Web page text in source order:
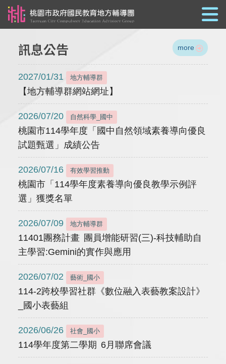
訊息公告 more
2027/01/31 地方輔導群
【地方輔導群網站網址】
2026/07/20 自然科學_國中
桃園市114學年度「國中自然領域素養導向優良
試題甄選」成績公告
2026/07/16 有效學習推動
桃園市「114學年度素養導向優良教學示例評
選」獲獎名單
2026/07/09 地方輔導群
11401團務計畫 團員增能研習(三)-科技輔助自
主學習:Gemini的實作與應用
2026/07/02 藝術_國小
114-2跨校學習社群《數位融入表藝教案設計》
_國小表藝組
2026/06/26 社會_國小
114學年度第二學期 6月聯席會議